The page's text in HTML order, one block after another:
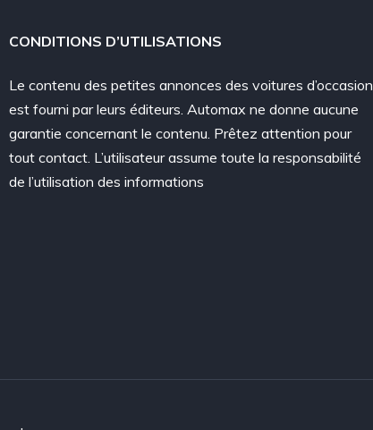
CONDITIONS D’UTILISATIONS
Le contenu des petites annonces des voitures d’occasion
est fourni par leurs éditeurs. Automax ne donne aucune
garantie concernant le contenu. Prêtez attention pour
tout contact. L’utilisateur assume toute la responsabilité
de l’utilisation des informations